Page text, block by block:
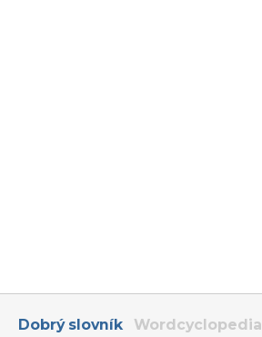
Dobrý slovník Wordcyclopedia